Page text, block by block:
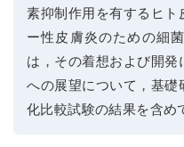
素抑制作用を有するヒ
ー性皮膚炎のための細
は，その着想および開
への展望について，基
化比較試験の結果を含め